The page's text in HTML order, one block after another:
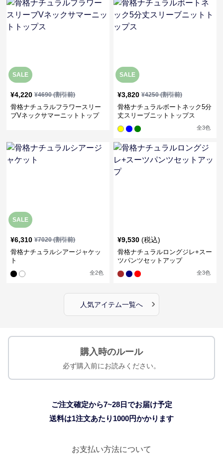
SALE
¥4,220 ¥4690(割引前)
骨格ナチュラルフラワースリー
ブVネックサマーニットトップ
SALE
¥3,820 ¥4250(割引前)
骨格ナチュラルボートネック5分
丈スリーブニットトップス
全3色
SALE
¥6,310 ¥7020(割引前)
骨格ナチュラルシアージャケッ
ト
全2色
¥9,530 (税込)
骨格ナチュラルロングジレ+スー
ツパンツセットアップ
全3色
人気アイテム一覧へ ›
購入時のルール
必ず購入前にお読みください。
ご注文確定から7~28日でお届け予定
送料は1注文あたり 1000円かかります
お支払い方法について